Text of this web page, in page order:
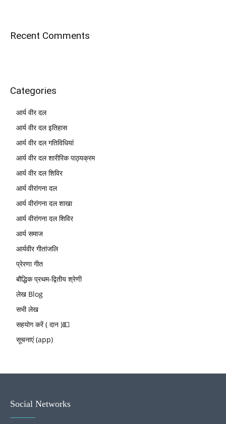
Recent Comments
Categories
आर्य वीर दल
आर्य वीर दल इतिहास
आर्य वीर दल गतिविधियां
आर्य वीर दल शारीरिक पाठ्यक्रम
आर्य वीर दल शिविर
आर्य वीरांगना दल
आर्य वीरांगना दल शाखा
आर्य वीरांगना दल शिविर
आर्य समाज
आर्यवीर गीतांजलि
प्रेरणा गीत
बौद्धिक प्रथम-द्वितीय श्रेणी
लेख Blog
सभी लेख
सहयोग करें ( दान )💵
सूचनाएं (app)
Social Networks